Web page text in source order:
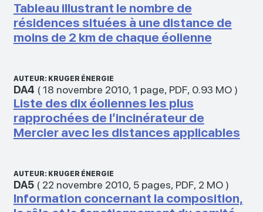
Tableau illustrant le nombre de
résidences situées à une distance de
moins de 2 km de chaque éolienne
AUTEUR: KRUGER ÉNERGIE
DA4 (18 novembre 2010, 1 page, PDF, 0.93 MO)
Liste des dix éoliennes les plus
rapprochées de l’incinérateur de
Mercier avec les distances applicables
AUTEUR: KRUGER ÉNERGIE
DA5( 22 novembre 2010, 5 pages, PDF, 2 MO)
Information concernant la composition,